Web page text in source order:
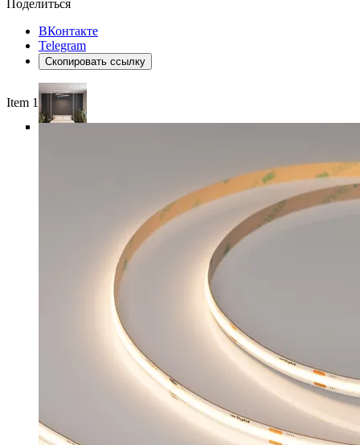
Поделиться
ВКонтакте
Telegram
Скопировать ссылку
Item 1 of 5